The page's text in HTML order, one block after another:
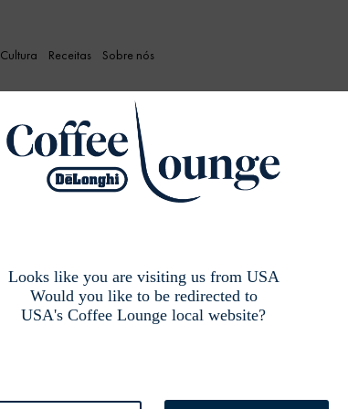
Cultura Receitas Sobre nós
Looks like you are visiting us from USA
Would you like to be redirected to
USA's Coffee Lounge local website?